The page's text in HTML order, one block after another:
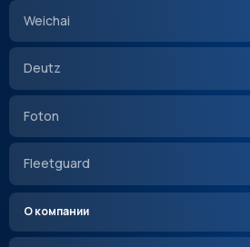
Weichai
Deutz
Foton
Fleetguard
О компании